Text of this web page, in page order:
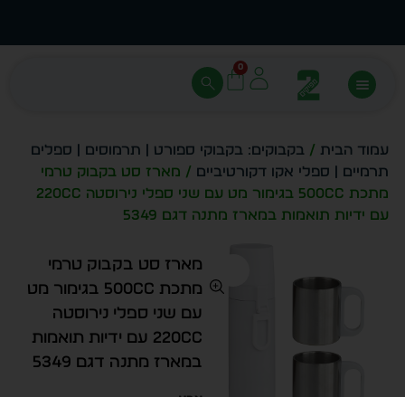
0
עמוד הבית / בקבוקים: בקבוקי ספורט | תרמוסים | ספלים
תרמיים | ספלי אקו דקורטיביים / מארז סט בקבוק טרמי
מתכת 500cc בגימור מט עם שני ספלי נירוסטה 220cc
עם ידיות תואמות במארז מתנה דגם 5349
מארז סט בקבוק טרמי
מתכת 500cc בגימור מט
עם שני ספלי נירוסטה
220cc עם ידיות תואמות
במארז מתנה דגם 5349